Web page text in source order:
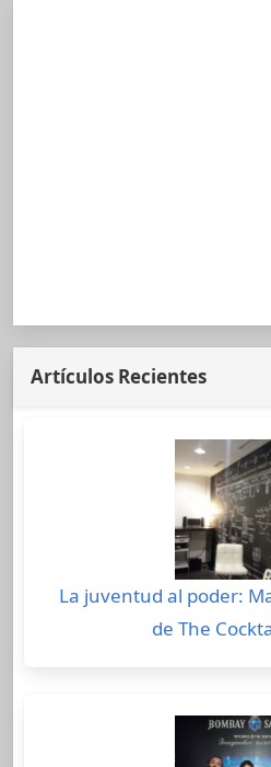
Artículos Recientes
La juventud al poder:
de The